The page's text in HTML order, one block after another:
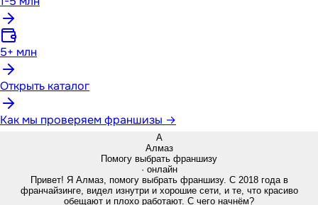
5+ млн
Открыть каталог
Как мы проверяем франшизы →
А
Алмаз
Помогу выбрать франшизу
· онлайн
Привет! Я Алмаз, помогу выбрать франшизу. С 2018 года в
франчайзинге, видел изнутри и хорошие сети, и те, что красиво
обещают и плохо работают. С чего начнём?